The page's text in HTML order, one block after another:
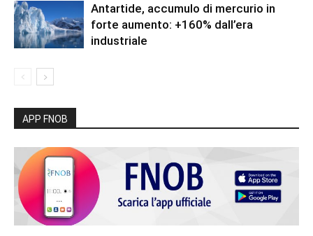
Antartide, accumulo di mercurio in
forte aumento: +160% dall’era
industriale
APP FNOB